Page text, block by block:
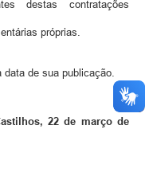
destas contratações
próprias.
data de sua publicação.
22 de março de